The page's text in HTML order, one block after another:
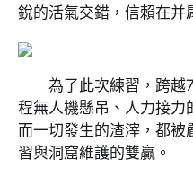
銳的活氣交錯，信賴在并
為了此次練習，跨越
程無人機懸吊、人力接力
而一切發生的渣滓，都
習與洞窟維護的雙贏。